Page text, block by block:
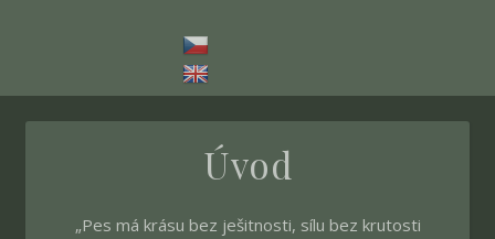
Úvod
„Pes má krásu bez ješitnosti, sílu bez krutosti